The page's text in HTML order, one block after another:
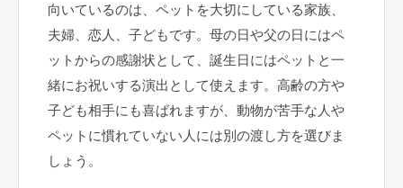
向いているのは、ペットを大切にしている家族、
夫婦、恋人、子どもです。母の日や父の日にはペ
ットからの感謝状として、誕生日にはペットと一
緒にお祝いする演出として使えます。高齢の方や
子ども相手にも喜ばれますが、動物が苦手な人や
ペットに慣れていない人には別の渡し方を選びま
しょう。